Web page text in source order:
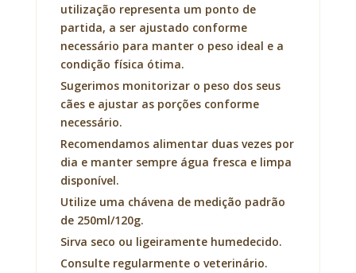
utilização representa um ponto de
partida, a ser ajustado conforme
necessário para manter o peso ideal e a
condição física ótima.
Sugerimos monitorizar o peso dos seus
cães e ajustar as porções conforme
necessário.
Recomendamos alimentar duas vezes por
dia e manter sempre água fresca e limpa
disponível.
Utilize uma chávena de medição padrão
de 250ml/120g.
Sirva seco ou ligeiramente humedecido.
Consulte regularmente o veterinário.